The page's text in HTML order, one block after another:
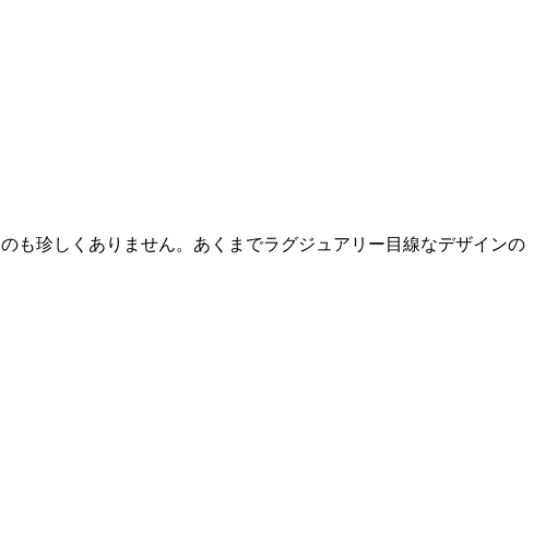
も珍しくありません。あくまでラグジュアリー目線なデザインの